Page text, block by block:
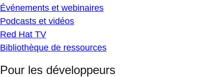
Événements et webinaires
Podcasts et vidéos
Red Hat TV
Bibliothèque de ressources
Pour les développeurs